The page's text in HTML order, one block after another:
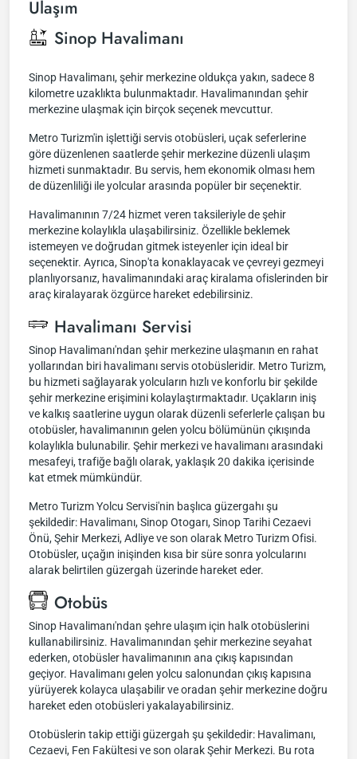
Ulaşım
Sinop Havalimanı
Sinop Havalimanı, şehir merkezine oldukça yakın, sadece 8
kilometre uzaklıkta bulunmaktadır. Havalimanından şehir
merkezine ulaşmak için birçok seçenek mevcuttur.
Metro Turizm'in işlettiği servis otobüsleri, uçak seferlerine
göre düzenlenen saatlerde şehir merkezine düzenli ulaşım
hizmeti sunmaktadır. Bu servis, hem ekonomik olması hem
de düzenliliği ile yolcular arasında popüler bir seçenektir.
Havalimanının 7/24 hizmet veren taksileriyle de şehir
merkezine kolaylıkla ulaşabilirsiniz. Özellikle beklemek
istemeyen ve doğrudan gitmek isteyenler için ideal bir
seçenektir. Ayrıca, Sinop'ta konaklayacak ve çevreyi gezmeyi
planlıyorsanız, havalimanındaki araç kiralama ofislerinden bir
araç kiralayarak özgürce hareket edebilirsiniz.
Havalimanı Servisi
Sinop Havalimanı'ndan şehir merkezine ulaşmanın en rahat
yollarından biri havalimanı servis otobüsleridir. Metro Turizm,
bu hizmeti sağlayarak yolcuların hızlı ve konforlu bir şekilde
şehir merkezine erişimini kolaylaştırmaktadır. Uçakların iniş
ve kalkış saatlerine uygun olarak düzenli seferlerle çalışan bu
otobüsler, havalimanının gelen yolcu bölümünün çıkışında
kolaylıkla bulunabilir. Şehir merkezi ve havalimanı arasındaki
mesafeyi, trafiğe bağlı olarak, yaklaşık 20 dakika içerisinde
kat etmek mümkündür.
Metro Turizm Yolcu Servisi'nin başlıca güzergahı şu
şekildedir: Havalimanı, Sinop Otogarı, Sinop Tarihi Cezaevi
Önü, Şehir Merkezi, Adliye ve son olarak Metro Turizm Ofisi.
Otobüsler, uçağın inişinden kısa bir süre sonra yolcularını
alarak belirtilen güzergah üzerinde hareket eder.
Otobüs
Sinop Havalimanı'ndan şehre ulaşım için halk otobüslerini
kullanabilirsiniz. Havalimanından şehir merkezine seyahat
ederken, otobüsler havalimanının ana çıkış kapısından
geçiyor. Havalimanı gelen yolcu salonundan çıkış kapısına
yürüyerek kolayca ulaşabilir ve oradan şehir merkezine doğru
hareket eden otobüsleri yakalayabilirsiniz.
Otobüslerin takip ettiği güzergah şu şekildedir: Havalimanı,
Cezaevi, Fen Fakültesi ve son olarak Şehir Merkezi. Bu rota